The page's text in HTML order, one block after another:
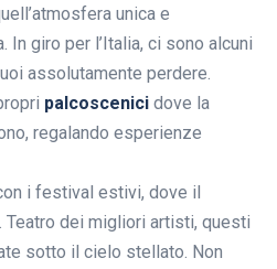
unica e
giro per l’Italia, ci sono alcuni
assolutamente perdere.
palcoscenici dove la
regalando esperienze
i festival estivi, dove il
Teatro dei migliori artisti, questi
sotto il cielo stellato. Non